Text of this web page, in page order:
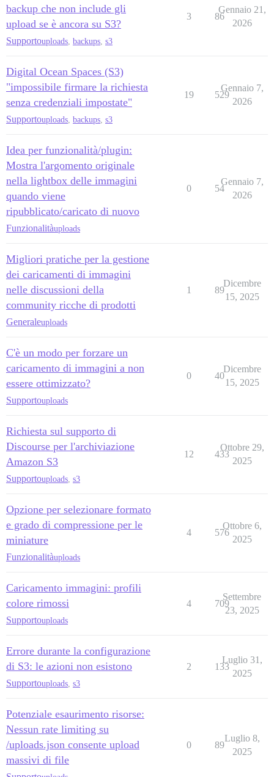
backup che non include gli
upload se è ancora su S3?
Supportouploads backups s3
3 86
Gennaio 21,
2026
Digital Ocean Spaces (S3)
"impossibile firmare la richiesta
senza credenziali impostate"
Supportouploads backups s3
19 529
Gennaio 7,
2026
Idea per funzionalità/plugin:
Mostra l'argomento originale
nella lightbox delle immagini
quando viene
ripubblicato/caricato di nuovo
Funzionalitàuploads
0 54
Gennaio 7,
2026
Migliori pratiche per la gestione
dei caricamenti di immagini
nelle discussioni della
community ricche di prodotti
Generaleuploads
1 89
Dicembre
15, 2025
C'è un modo per forzare un
caricamento di immagini a non
essere ottimizzato?
Supportouploads
0 40
Dicembre
15, 2025
Richiesta sul supporto di
Discourse per l'archiviazione
Amazon S3
Supportouploads s3
12 433
Ottobre 29,
2025
Opzione per selezionare formato
e grado di compressione per le
miniature
Funzionalitàuploads
4 576
Ottobre 6,
2025
Caricamento immagini: profili
colore rimossi
Supportouploads
4 709
Settembre
23, 2025
Errore durante la configurazione
di S3: le azioni non esistono
Supportouploads s3
2 133
Luglio 31,
2025
Potenziale esaurimento risorse:
Nessun rate limiting su
/uploads.json consente upload
massivi di file
0 89
Luglio 8,
2025